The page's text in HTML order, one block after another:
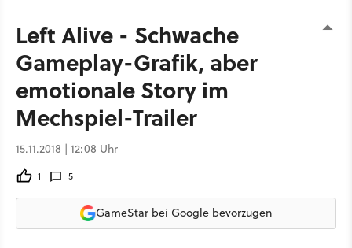
Left Alive - Schwache
Gameplay-Grafik, aber
emotionale Story im
Mechspiel-Trailer
15.11.2018 | 12:08 Uhr
1 5
GameStar bei Google bevorzugen